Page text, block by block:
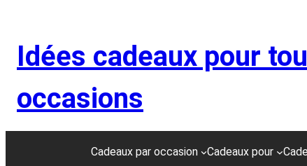
contenu
Idées cadeaux pour
occasions
Cadeaux par occasion Cadeaux pour